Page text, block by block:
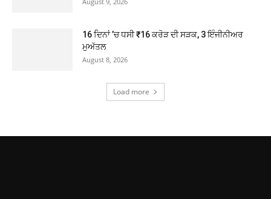
16 ਦਿਨਾਂ ’ਚ ਧਸੀ ₹16 ਕਰੋੜ ਦੀ ਸੜਕ, 3 ਇੰਜੀਨੀਅਰ
ਮੁਅੱਤਲ
August 8, 2026
Load more